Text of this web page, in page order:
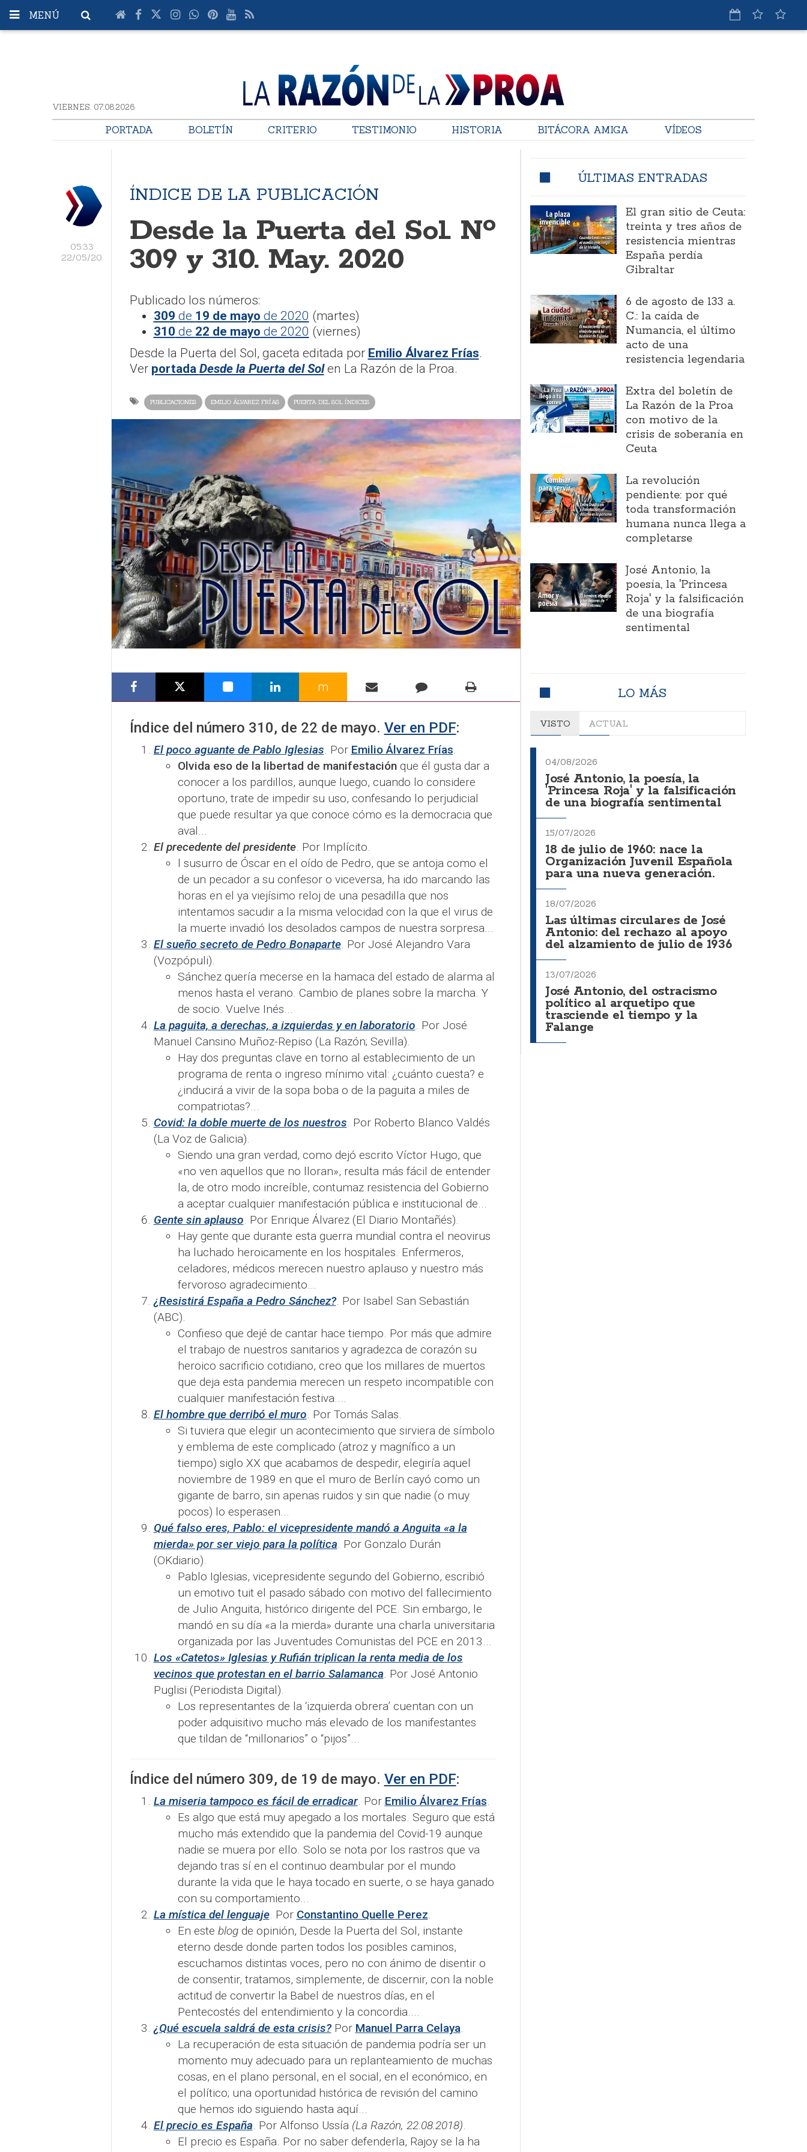
MENÚ
VIERNES. 07.08.2026
PORTADA BOLETÍN CRITERIO TESTIMONIO HISTORIA BITÁCORA AMIGA VÍDEOS
05:33
22/05/20
ÍNDICE DE LA PUBLICACIÓN
Desde la Puerta del Sol. Nº
309 y 310. May. 2020
Publicado los números:
309 de 19 de mayo de 2020 (martes)
310 de 22 de mayo de 2020 (viernes)
Desde la Puerta del Sol, gaceta editada por Emilio Álvarez Frías.
Ver portada Desde la Puerta del Solen La Razón de la Proa.
PUBLICACIONES EMILIO ÁLVAREZ FRÍAS PUERTA DEL SOL ÍNDICES
m
Índice del número 310, de 22 de mayo. Ver en PDF:
El poco aguante de Pablo Iglesias. Por Emilio Álvarez Frías.
Olvida eso de la libertad de manifestaciónque él gusta dar a
conocer a los pardillos, aunque luego, cuando lo considere
oportuno, trate de impedir su uso, confesando lo perjudicial
que puede resultar ya que conoce cómo es la democracia que
aval...
El precedente del presidente. Por Implícito.
l susurro de Óscar en el oído de Pedro, que se antoja como el
de un pecador a su confesor o viceversa, ha ido marcando las
horas en el ya viejísimo reloj de una pesadilla que nos
intentamos sacudir a la misma velocidad con la que el virus de
la muerte invadió los desolados campos de nuestra sorpresa...
El sueño secreto de Pedro Bonaparte. Por José Alejandro Vara
(Vozpópuli).
Sánchez quería mecerse en la hamaca del estado de alarma al
menos hasta el verano. Cambio de planes sobre la marcha. Y
de socio. Vuelve Inés...
La paguita, a derechas, a izquierdas y en laboratorio. Por José
Manuel Cansino Muñoz-Repiso (La Razón; Sevilla).
Hay dos preguntas clave en torno al establecimiento de un
programa de renta o ingreso mínimo vital: ¿cuánto cuesta? e
¿inducirá a vivir de la sopa boba o de la paguita a miles de
compatriotas?...
Covid: la doble muerte de los nuestros. Por Roberto Blanco Valdés
(La Voz de Galicia).
Siendo una gran verdad, como dejó escrito Víctor Hugo, que
«no ven aquellos que no lloran», resulta más fácil de entender
la, de otro modo increíble, contumaz resistencia del Gobierno
a aceptar cualquier manifestación pública e institucional de...
Gente sin aplauso. Por Enrique Álvarez (El Diario Montañés).
Hay gente que durante esta guerra mundial contra el neovirus
ha luchado heroicamente en los hospitales. Enfermeros,
celadores, médicos merecen nuestro aplauso y nuestro más
fervoroso agradecimiento...
¿Resistirá España a Pedro Sánchez?. Por Isabel San Sebastián
(ABC).
Confieso que dejé de cantar hace tiempo. Por más que admire
el trabajo de nuestros sanitarios y agradezca de corazón su
heroico sacrificio cotidiano, creo que los millares de muertos
que deja esta pandemia merecen un respeto incompatible con
cualquier manifestación festiva....
El hombre que derribó el muro. Por Tomás Salas.
Si tuviera que elegir un acontecimiento que sirviera de símbolo
y emblema de este complicado (atroz y magnífico a un
tiempo) siglo XX que acabamos de despedir, elegiría aquel
noviembre de 1989 en que el muro de Berlín cayó como un
gigante de barro, sin apenas ruidos y sin que nadie (o muy
pocos) lo esperasen...
Qué falso eres, Pablo: el vicepresidente mandó a Anguita «a la
mierda» por ser viejo para la política. Por Gonzalo Durán
(OKdiario).
Pablo Iglesias, vicepresidente segundo del Gobierno, escribió
un emotivo tuit el pasado sábado con motivo del fallecimiento
de Julio Anguita, histórico dirigente del PCE. Sin embargo, le
mandó en su día «a la mierda» durante una charla universitaria
organizada por las Juventudes Comunistas del PCE en 2013...
Los «Catetos» Iglesias y Rufián triplican la renta media de los
vecinos que protestan en el barrio Salamanca. Por José Antonio
Puglisi (Periodista Digital).
Los representantes de la ‘izquierda obrera’ cuentan con un
poder adquisitivo mucho más elevado de los manifestantes
que tildan de “millonarios” o “pijos”...
Índice del número 309, de 19 de mayo. Ver en PDF:
La miseria tampoco es fácil de erradicar. Por Emilio Álvarez Frías.
Es algo que está muy apegado a los mortales. Seguro que está
mucho más extendido que la pandemia del Covid-19 aunque
nadie se muera por ello. Solo se nota por los rastros que va
dejando tras sí en el continuo deambular por el mundo
durante la vida que le haya tocado en suerte, o se haya ganado
con su comportamiento...
La mística del lenguaje. Por Constantino Quelle Perez.
En este blog de opinión, Desde la Puerta del Sol, instante
eterno desde donde parten todos los posibles caminos,
escuchamos distintas voces, pero no con ánimo de disentir o
de consentir, tratamos, simplemente, de discernir, con la noble
actitud de convertir la Babel de nuestros días, en el
Pentecostés del entendimiento y la concordia....
¿Qué escuela saldrá de esta crisis? Por Manuel Parra Celaya.
La recuperación de esta situación de pandemia podría ser un
momento muy adecuado para un replanteamiento de muchas
cosas, en el plano personal, en el social, en el económico, en
el político; una oportunidad histórica de revisión del camino
que hemos ido siguiendo hasta aquí...
El precio es España. Por Alfonso Ussía(La Razón, 22.08.2018).
El precio es España. Por no saber defenderla, Rajoy se la ha
ÚLTIMAS ENTRADAS
El gran sitio de Ceuta:
treinta y tres años de
resistencia mientras
España perdía
Gibraltar
6 de agosto de 133 a.
C.: la caída de
Numancia, el último
acto de una
resistencia legendaria
Extra del boletín de
La Razón de la Proa
con motivo de la
crisis de soberanía en
Ceuta
La revolución
pendiente: por qué
toda transformación
humana nunca llega a
completarse
José Antonio, la
poesía, la 'Princesa
Roja' y la falsificación
de una biografía
sentimental
LO MÁS
VISTO ACTUAL
04/08/2026
José Antonio, la poesía, la
'Princesa Roja' y la falsificación
de una biografía sentimental
15/07/2026
18 de julio de 1960: nace la
Organización Juvenil Española
para una nueva generación.
18/07/2026
Las últimas circulares de José
Antonio: del rechazo al apoyo
del alzamiento de julio de 1936
13/07/2026
José Antonio, del ostracismo
político al arquetipo que
trasciende el tiempo y la
Falange